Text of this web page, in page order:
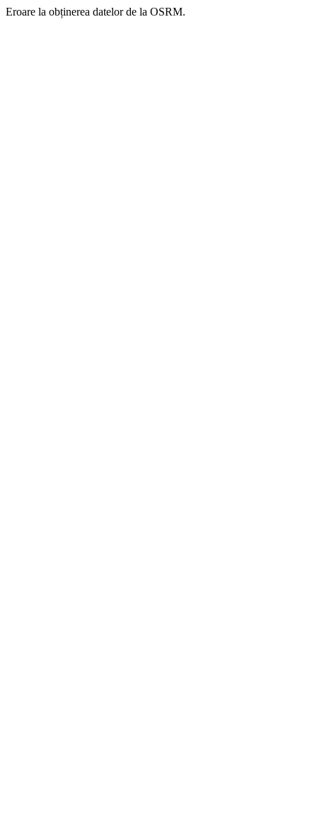
Eroare la obținerea datelor de la OSRM.